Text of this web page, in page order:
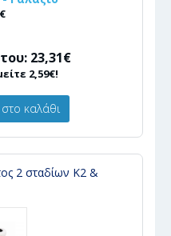
23,31€
2,59€!
καλάθι
2 σταδίων K2 &